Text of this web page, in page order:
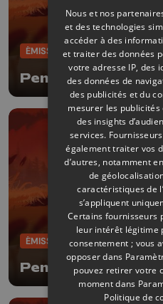
ÉMISSIONS
Pense bêtes
ÉMISSIONS
Pense bêtes
Nous et nos
et des technologies
accéder à des
et traiter des données
votre adresse IP, des
des données de
des publicités et du
mesurer les
des insights
services.
également traiter vos
d’autres, notamment
de
caractéristiques de
s’appliquent
Certains fournisseurs
leur intérêt légitime
consentement ; vous
opposer dans
pouvez retirer votre
moment dans
Politique de